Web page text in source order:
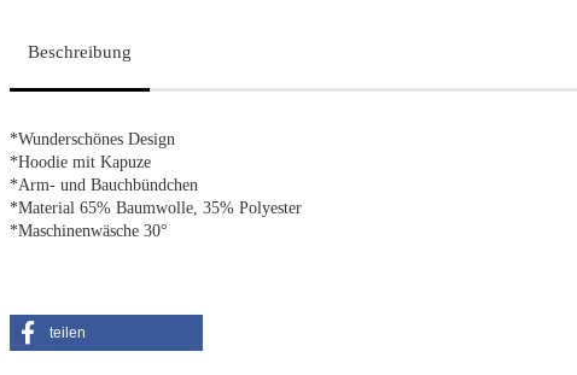
Beschreibung
*Wunderschönes Design
*Hoodie mit Kapuze
*Arm- und Bauchbündchen
*Material 65% Baumwolle, 35% Polyester
*Maschinenwäsche 30°
teilen